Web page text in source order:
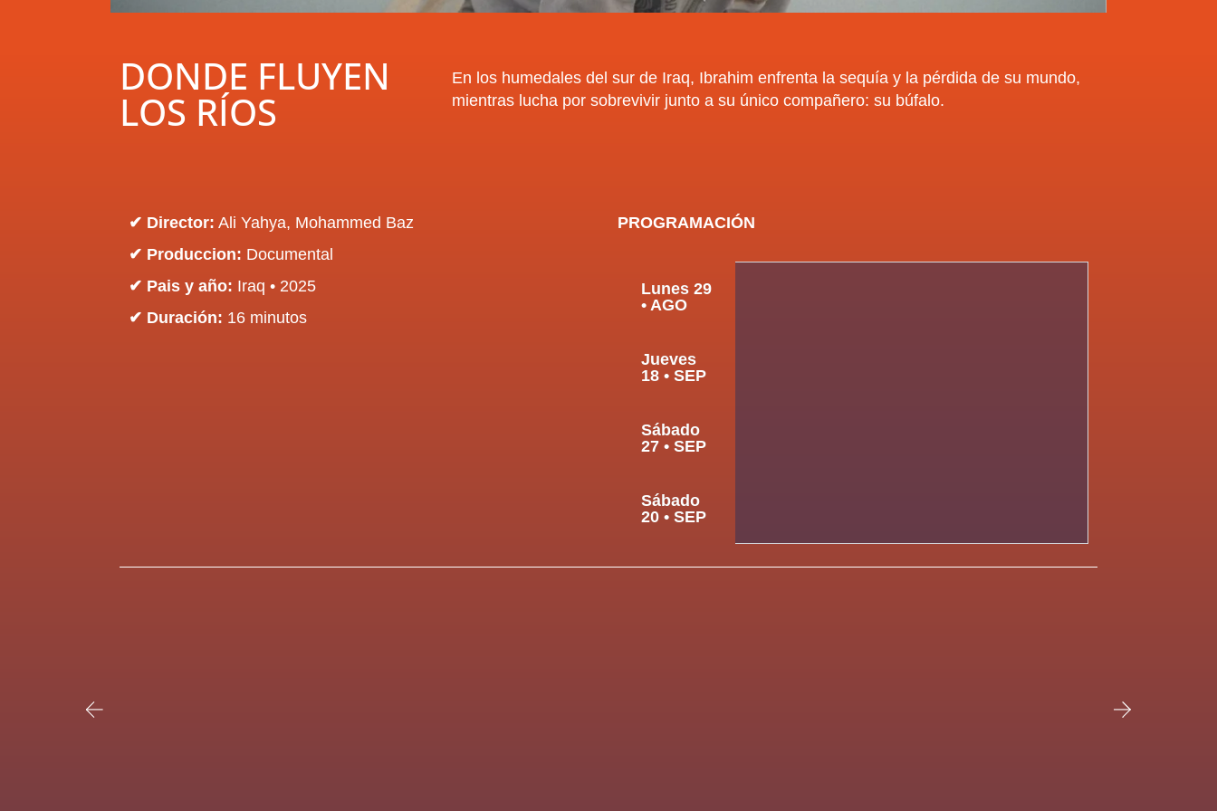
DONDE FLUYEN
LOS RÍOS
En los humedales del sur de Iraq, Ibrahim enfrenta la sequía y la pérdida de su mundo,
mientras lucha por sobrevivir junto a su único compañero: su búfalo.
✔ Director: Ali Yahya, Mohammed Baz
✔ Produccion: Documental
✔ Pais y año: Iraq • 2025
✔ Duración: 16 minutos
PROGRAMACIÓN
Lunes 29
• AGO
Jueves
18 • SEP
Sábado
27 • SEP
Sábado
20 • SEP